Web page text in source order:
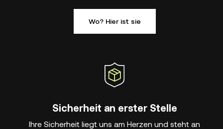
Wo? Hier ist sie
Sicherheit an erster Stelle
Ihre Sicherheit liegt uns am Herzen und steht an